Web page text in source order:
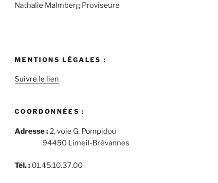
Nathalie Malmberg Proviseure
MENTIONS LÉGALES :
Suivre le lien
COORDONNÉES :
Adresse :2, voie G. Pompidou
94450 Limeil-Brévannes
Tél. : 01.45.10.37.00